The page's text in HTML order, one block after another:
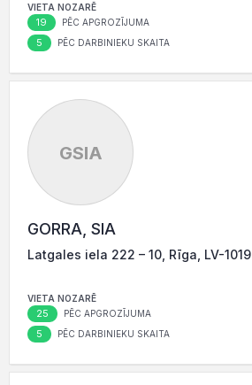
VIETA NOZARĒ
19 PĒC APGROZĪJUMA
5 PĒC DARBINIEKU SKAITA
GSIA
GORRA, SIA
Latgales iela 222 – 10, Rīga, LV-1019
VIETA NOZARĒ
25 PĒC APGROZĪJUMA
5 PĒC DARBINIEKU SKAITA